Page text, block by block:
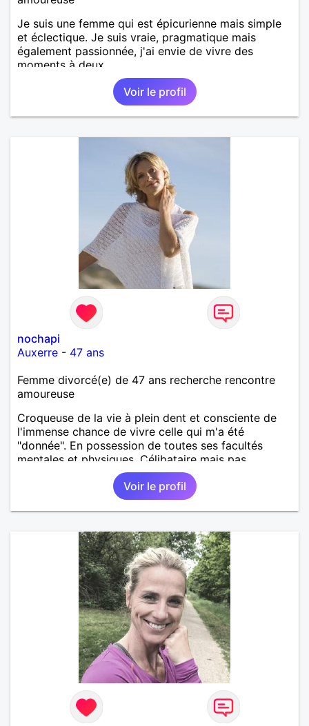
Je suis une femme qui est épicurienne mais simple
et éclectique. Je suis vraie, pragmatique mais
également passionnée, j'ai envie de vivre des
moments à deux.
Voir le profil
nochapi
Auxerre - 47 ans
Femme divorcé(e) de 47 ans recherche rencontre
amoureuse
Croqueuse de la vie à plein dent et consciente de
l'immense chance de vivre celle qui m'a été
"donnée". En possession de toutes ses facultés
mentales et physiques. Célibataire mais pas
solitaire, je mène une vie bien remplie. Je ne suis
pas sur ce site par dépit, ni en tant que
représentatrice de la Femme Divorcée Mal dans sa
peau. A bientôt.
Voir le profil